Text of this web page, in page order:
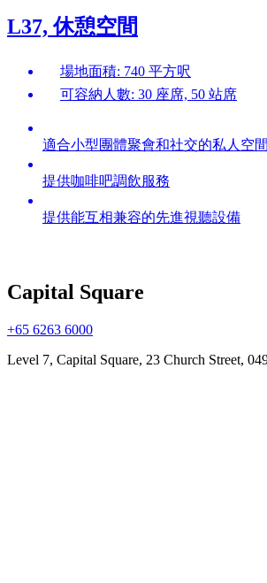
L37, 休憩空間
場地面積: 740 平方呎
可容納人數: 30 座席, 50 站席
適合小型團體聚會和社交的私人空間
提供咖啡吧調飲服務
提供能互相兼容的先進視聽設備
Capital Square
+65 6263 6000
Level 7, Capital Square, 23 Church Street,